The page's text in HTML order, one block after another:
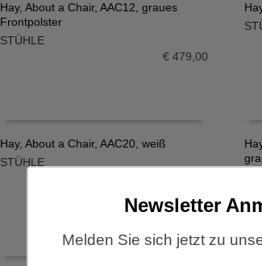
IN DEN WARENKORB
Hay, About a Chair, AAC12, graues
Frontpolster
STÜHLE
€ 479,00
IN DEN WARENKORB
Hay, About a Chair, AAC20, weiß
STÜHLE
Newsletter
Melden Sie sich jetzt zu